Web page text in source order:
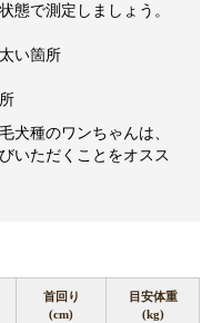
態で測定しましょう。
い箇所
犬種のワンちゃんは、
いただくことをオスス
首回り
(cm)
目安体重
(kg)